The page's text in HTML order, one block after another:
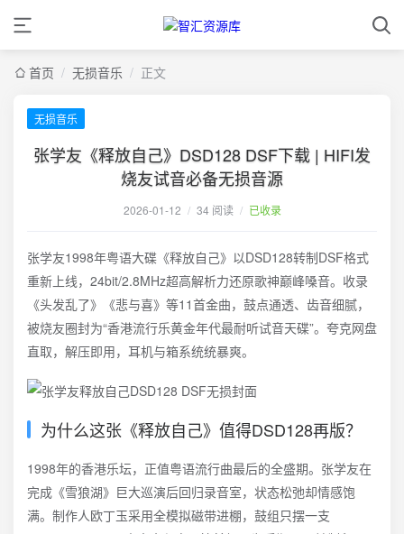
首页 / 无损音乐 / 正文
无损音乐
张学友《释放自己》DSD128 DSF下载 | HIFI发
烧友试音必备无损音源
2026-01-12 / 34 阅读 / 已收录
张学友1998年粤语大碟《释放自己》以DSD128转制DSF格式
重新上线，24bit/2.8MHz超高解析力还原歌神巅峰嗓音。收录
《头发乱了》《悲与喜》等11首金曲，鼓点通透、齿音细腻，
被烧友圈封为“香港流行乐黄金年代最耐听试音天碟”。夸克网盘
直取，解压即用，耳机与箱系统统暴爽。
为什么这张《释放自己》值得DSD128再版？
1998年的香港乐坛，正值粤语流行曲最后的全盛期。张学友在
完成《雪狼湖》巨大巡演后回归录音室，状态松弛却情感饱
满。制作人欧丁玉采用全模拟磁带进棚，鼓组只摆一支